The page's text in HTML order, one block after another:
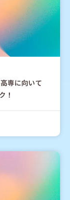
専に向いて
！